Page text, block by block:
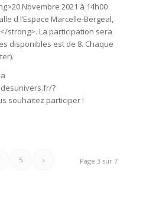
Novembre 2021 à 14h00
d l’Espace Marcelle-Bergeal,
strong>. La participation sera
disponibles est de 8. Chaque
?
souhaitez participer !
Page 3 sur 7
5 ›